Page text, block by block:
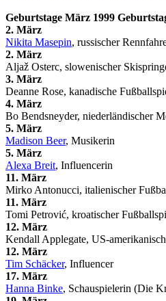
Geburtstage März 1999
2. März
Nikita Masepin, russischer
2. März
Aljaž Osterc, slowenischer
3. März
Deanne Rose, kanadische
4. März
Bo Bendsneyder, niederländischer
5. März
Madison Beer, Musikerin
5. März
Alexa Breit, Influencerin
11. März
Mirko Antonucci, italienischer
11. März
Tomi Petrović, kroatischer
12. März
Kendall Applegate, US-
12. März
Tim Schäcker, Influencer
17. März
Hanna Binke, Schauspielerin (Die